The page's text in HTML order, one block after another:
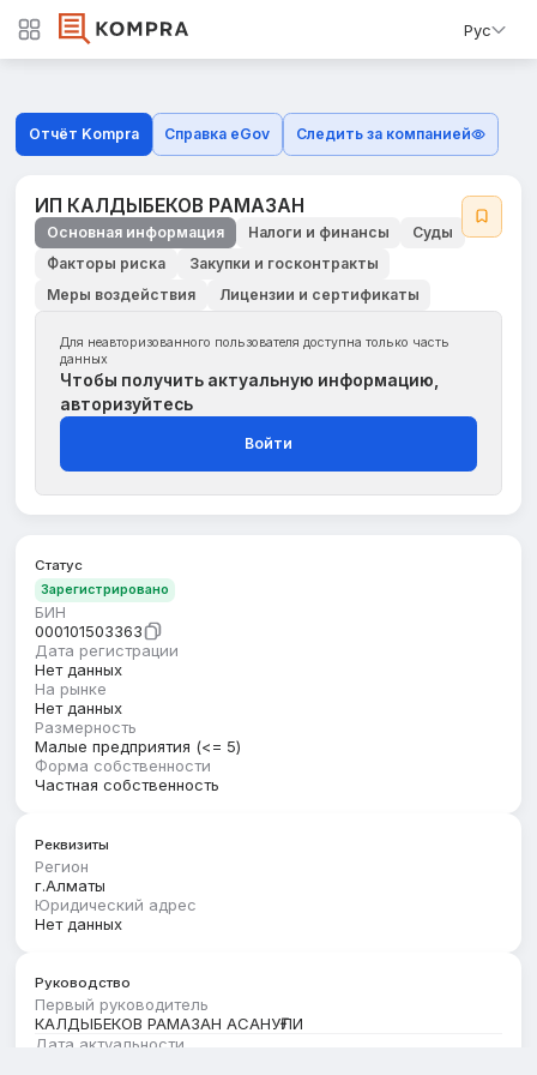
Рус
Отчёт Kompra Справка eGov Следить за компанией
ИП КАЛДЫБЕКОВ РАМАЗАН
Основная информация Налоги и финансы
Суды
Факторы риска
Закупки и госконтракты
Меры воздействия
Лицензии и сертификаты
Для неавторизованного пользователя доступна только часть
данных
Чтобы получить актуальную информацию,
авторизуйтесь
Войти
Статус
Зарегистрировано
БИН
000101503363
Дата регистрации
Нет данных
На рынке
Нет данных
Размерность
Малые предприятия (<= 5)
Форма собственности
Частная собственность
Реквизиты
Регион
г.Алматы
Юридический адрес
Нет данных
Руководство
Первый руководитель
КАЛДЫБЕКОВ РАМАЗАН АСАНУҒЛИ
Дата актуальности